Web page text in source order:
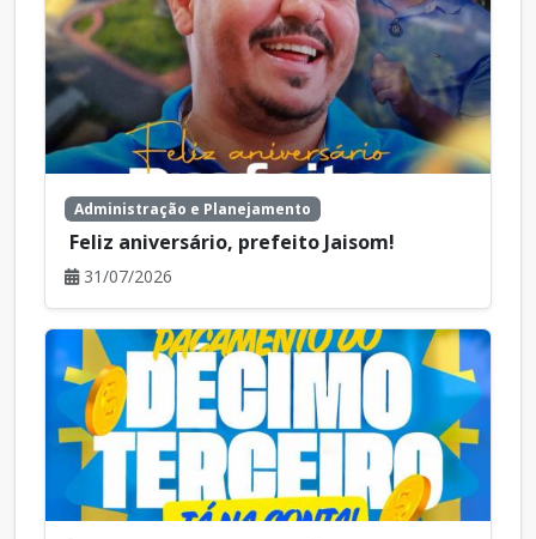
Administração e Planejamento
Feliz aniversário, prefeito Jaisom!
31/07/2026